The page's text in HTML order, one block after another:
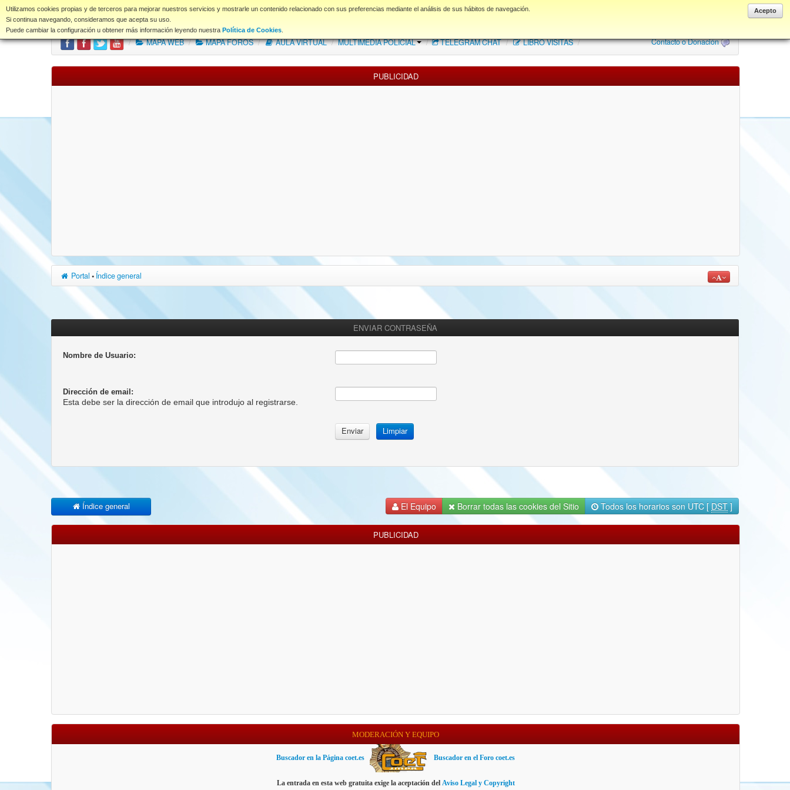
Acepto
Utilizamos cookies propias y de terceros para mejorar nuestros servicios y mostrarle un contenido relacionado con sus preferencias mediante el análisis de sus hábitos de navegación.
Si continua navegando, consideramos que acepta su uso.
Puede cambiar la configuración u obtener más información leyendo nuestra Política de Cookies
www.coet.es Portal Índice Foros FAQ NORMAS FORO Descargas
/ MAPA WEB / MAPA FOROS / AULA VIRTUAL / MULTIMEDIA POLICIAL / TELEGRAM CHAT / LIBRO VISITAS / Contacto o Donación
PUBLICIDAD
Portal • Índice general
ENVIAR CONTRASEÑA
Nombre de Usuario:
Dirección de email:
Esta debe ser la dirección de email que introdujo al registrarse.
Índice general El Equipo Borrar todas las cookies del Sitio Todos los horarios son UTC [ DST ]
PUBLICIDAD
MODERACIÓN Y EQUIPO
Buscador en la Página coet.es Buscador en el Foro coet.es
La entrada en esta web gratuita exige la aceptación del Aviso Legal y Copyright